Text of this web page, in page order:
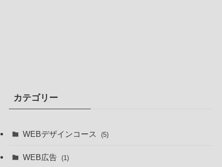
カテゴリー
WEBデザインコース (5)
WEB広告 (1)